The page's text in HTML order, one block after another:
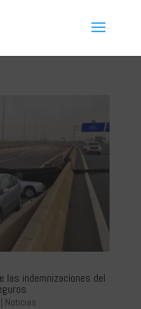
las indemnizaciones del
| Noticias